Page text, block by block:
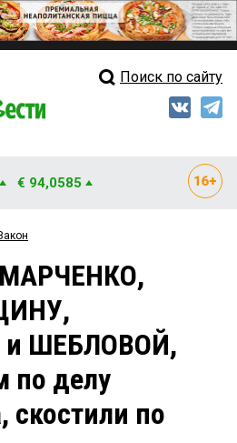
Свежий выпуск
Рейтинги
Блоги
Архив
Поиск по сайту
€ 94,0585
ШЕБЛОВОЙ,
по делу
скостили по